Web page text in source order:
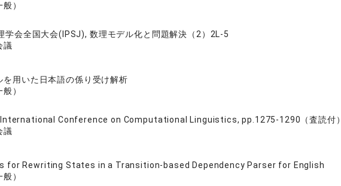
）
学会全国大会(IPSJ), 数理モデル化と問題解決（2）2L-5
議
を用いた日本語の係り受け解析
）
Conference on Computational Linguistics, pp.1275-1290（査読付）
議
for Rewriting States in a Transition-based Dependency Parser for English
）